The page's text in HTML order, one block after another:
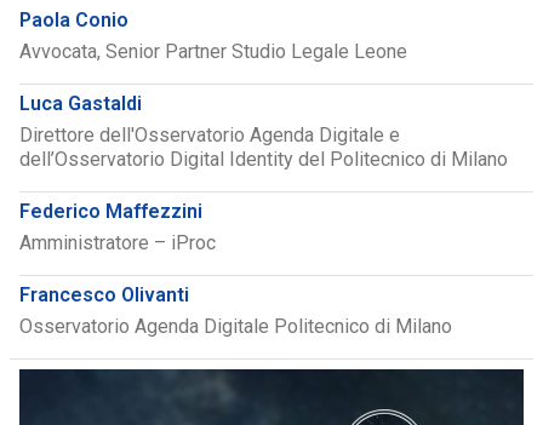
Paola Conio
Avvocata, Senior Partner Studio Legale Leone
Luca Gastaldi
Direttore dell'Osservatorio Agenda Digitale e
dell’Osservatorio Digital Identity del Politecnico di Milano
Federico Maffezzini
Amministratore – iProc
Francesco Olivanti
Osservatorio Agenda Digitale Politecnico di Milano